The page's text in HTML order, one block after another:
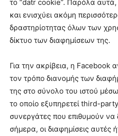
το “datr cookie”. Παρόλα αυτά,
και ενισχύει ακόμη
δραστηρίοτητας όλων των
δίκτυο των διαφημίσεων της.
Για την ακρίβεια, η Facebook
τον τρόπο διανομής των
της στο σύνολο του ιστού
το οποίο εξυπηρετεί third-party
συνεργάτες που επιθυμούν να
σήμερα, οι διαφημίσεις αυτές